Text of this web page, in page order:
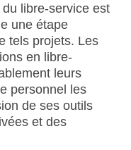
libre-service est
une étape
tels projets. Les
en libre-
leurs
personnel les
de ses outils
et des